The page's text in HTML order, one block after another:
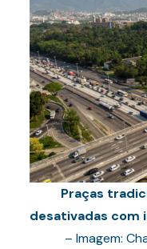
Praças
desativadas com
– Imagem: